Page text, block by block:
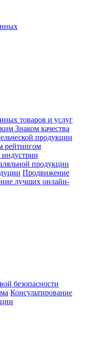
товаров и услуг
Знаком качества
продукции
рейтингом
продукции
Продвижение
лучших онлайн-
безопасности
Консультирование